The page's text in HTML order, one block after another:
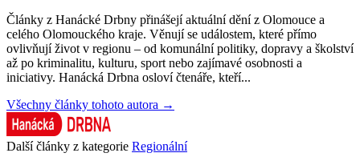
Články z Hanácké Drbny přinášejí aktuální dění z Olomouce a
celého Olomouckého kraje. Věnují se událostem, které přímo
ovlivňují život v regionu – od komunální politiky, dopravy a školství
až po kriminalitu, kulturu, sport nebo zajímavé osobnosti a
iniciativy. Hanácká Drbna osloví čtenáře, kteří...
Všechny články tohoto autora →
Další články z kategorie Regionální